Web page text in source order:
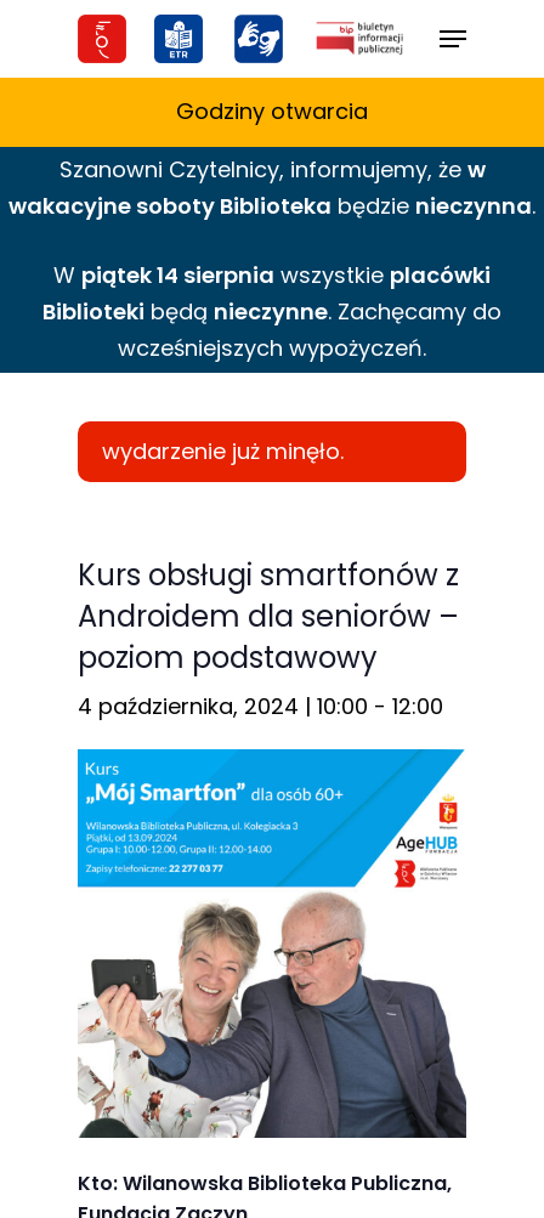
Menu
Godziny otwarcia
Szanowni Czytelnicy, informujemy, że w
wakacyjne soboty Biblioteka będzie nieczynna.
W piątek 14 sierpnia wszystkie placówki
Biblioteki będą nieczynne. Zachęcamy do
wcześniejszych wypożyczeń.
wydarzenie już minęło.
Kurs obsługi smartfonów z
Androidem dla seniorów –
poziom podstawowy
4 października, 2024 | 10:00 - 12:00
Kto: Wilanowska Biblioteka Publiczna,
Konieczne
nie są
opcjonalne. Są
one potrzebne
funkcjonowania
internetowej.
Statystyka
Abyśmy mogli
poprawić
i strukturę